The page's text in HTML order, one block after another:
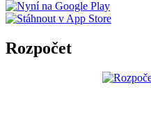
Rozpočet